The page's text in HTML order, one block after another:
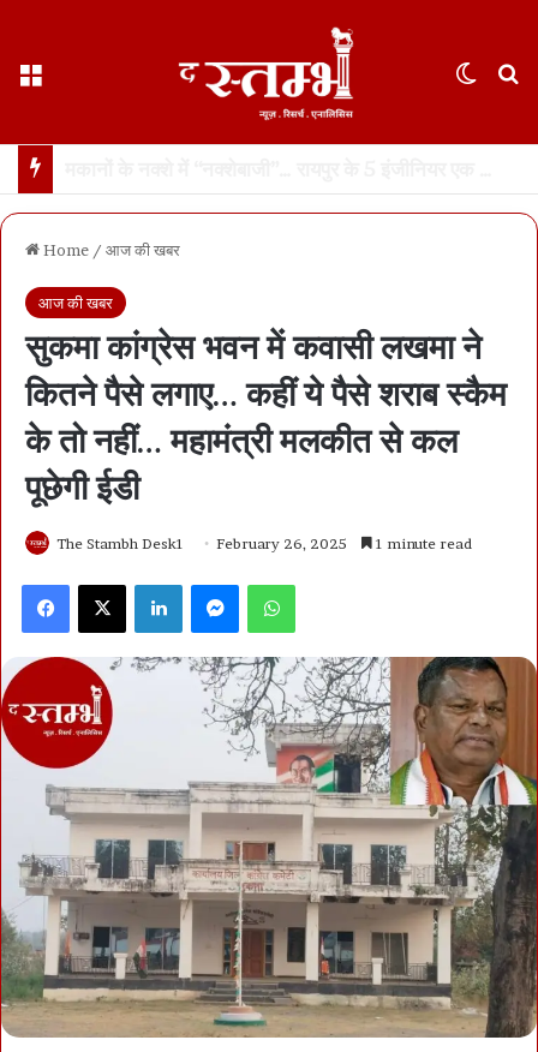
Home / आज की खबर
आज की खबर
सुकमा कांग्रेस भवन में कवासी लखमा ने
कितने पैसे लगाए… कहीं ये पैसे शराब स्कैम
के तो नहीं… महामंत्री मलकीत से कल
पूछेगी ईडी
The Stambh Desk1 February 26, 2025 1 minute read
Facebook X LinkedIn